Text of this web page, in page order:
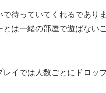
待っていてくれるであり
は一緒の部屋で遊ばない
イでは人数ごとにドロッ